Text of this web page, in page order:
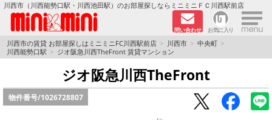
川西市（川西能勢口駅・川西池田駅）のお部屋探しならミニミニＦＣ川西駅前店
問い合わせ お気に入り ×
TOPページ
ペットOKの物件
川西市の賃貸 お部屋探しはミニミニFC川西駅前店 川西市
中央町
川西能勢口駅
ジオ阪急川西TheFront 賃貸マンション
ジオ阪急川西TheFront
物件番号/1026728807